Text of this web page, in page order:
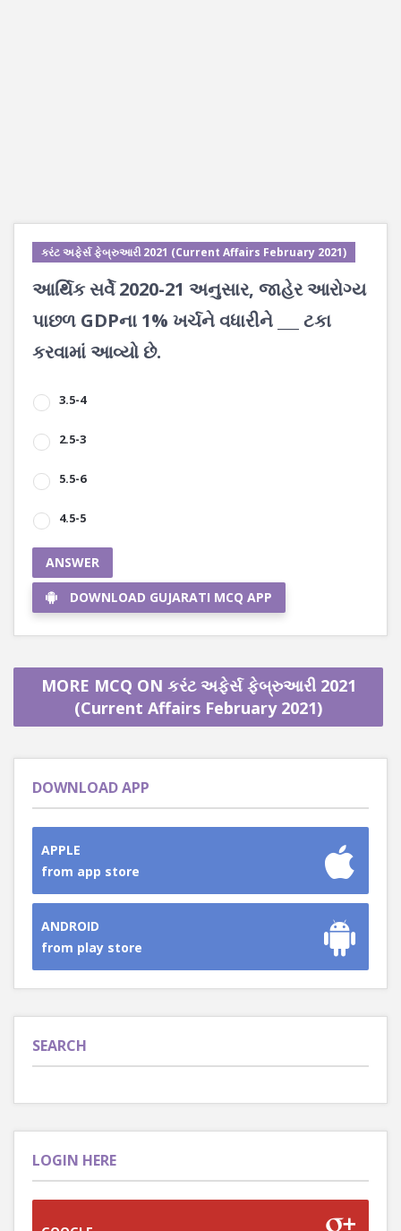
કરંટ અફેર્સ ફેબ્રુઆરી 2021 (Current Affairs February 2021)
આર્થિક સર્વે 2020-21 અનુસાર, જાહેર આરોગ્ય
પાછળ GDPના 1% ખર્ચને વધારીને ___ ટકા
કરવામાં આવ્યો છે.
3.5-4
2.5-3
5.5-6
4.5-5
ANSWER
DOWNLOAD GUJARATI MCQ APP
MORE MCQ ON કરંટ અફેર્સ ફેબ્રુઆરી 2021
(Current Affairs February 2021)
DOWNLOAD APP
APPLE
from app store
ANDROID
from play store
SEARCH
LOGIN HERE